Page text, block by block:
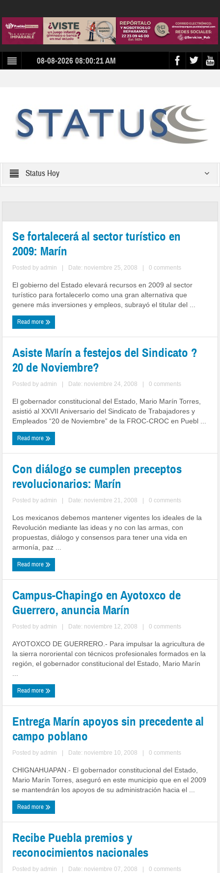
08-08-2026 08:00:21 AM
Status Hoy
Se fortalecerá al sector turístico en
2009: Marín
Posted byadmin Date: noviembre 25, 2008 0 comments
El gobierno del Estado elevará recursos en 2009 al sector
turístico para fortalecerlo como una gran alternativa que
genere más inversiones y empleos, subrayó el titular del ...
Read more
Asiste Marín a festejos del Sindicato ?
20 de Noviembre?
Posted byadmin Date: noviembre 24, 2008 0 comments
El gobernador constitucional del Estado, Mario Marín Torres,
asistió al XXVII Aniversario del Sindicato de Trabajadores y
Empleados “20 de Noviembre” de la FROC-CROC en Puebl ...
Read more
Con diálogo se cumplen preceptos
revolucionarios: Marín
Posted byadmin Date: noviembre 21, 2008 0 comments
Los mexicanos debemos mantener vigentes los ideales de la
Revolución mediante las ideas y no con las armas, con
propuestas, diálogo y consensos para tener una vida en
armonía, paz ...
Read more
Campus-Chapingo en Ayotoxco de
Guerrero, anuncia Marín
Posted byadmin Date: noviembre 12, 2008 0 comments
AYOTOXCO DE GUERRERO.- Para impulsar la agricultura de
la sierra nororiental con técnicos profesionales formados en la
región, el gobernador constitucional del Estado, Mario Marín
Read more
Entrega Marín apoyos sin precedente al
campo poblano
Posted byadmin Date: noviembre 10, 2008 0 comments
CHIGNAHUAPAN.- El gobernador constitucional del Estado,
Mario Marín Torres, aseguró en este municipio que en el 2009
se mantendrán los apoyos de su administración hacia el ...
Read more
Recibe Puebla premios y
reconocimientos nacionales
Posted byadmin Date: noviembre 07, 2008 0 comments